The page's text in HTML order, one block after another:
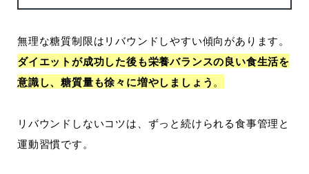
無理な糖質制限はリバウンドしやすい傾向があります。
ダイエットが成功した後も栄養バランスの良い食生活を
意識し、糖質量も徐々に増やしましょう。
リバウンドしないコツは、ずっと続けられる食事管理と
運動習慣です。